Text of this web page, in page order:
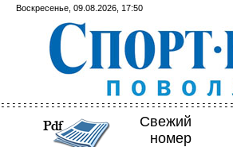
Воскресенье, 09.08.2026, 17:50
Свежий
номер